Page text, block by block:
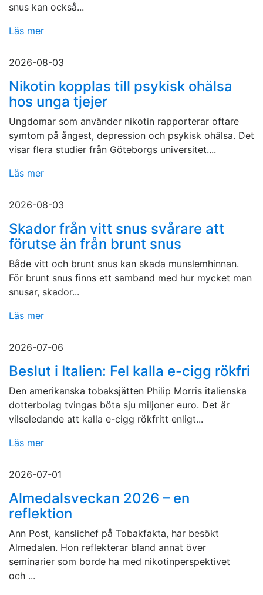
snus kan också...
Läs mer
2026-08-03
Nikotin kopplas till psykisk ohälsa
hos unga tjejer
Ungdomar som använder nikotin rapporterar oftare
symtom på ångest, depression och psykisk ohälsa. Det
visar flera studier från Göteborgs universitet....
Läs mer
2026-08-03
Skador från vitt snus svårare att
förutse än från brunt snus
Både vitt och brunt snus kan skada munslemhinnan.
För brunt snus finns ett samband med hur mycket man
snusar, skador...
Läs mer
2026-07-06
Beslut i Italien: Fel kalla e-cigg rökfri
Den amerikanska tobaksjätten Philip Morris italienska
dotterbolag tvingas böta sju miljoner euro. Det är
vilseledande att kalla e-cigg rökfritt enligt...
Läs mer
2026-07-01
Almedalsveckan 2026 – en
reflektion
Ann Post, kanslichef på Tobakfakta, har besökt
Almedalen. Hon reflekterar bland annat över
seminarier som borde ha med nikotinperspektivet
och ...